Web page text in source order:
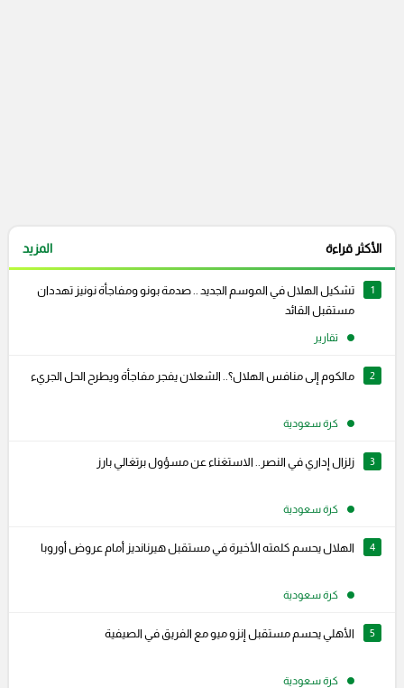
الأكثر قراءة المزيد
1
تشكيل الهلال في الموسم الجديد .. صدمة بونو ومفاجأة نونيز تهددان
مستقبل القائد
تقارير
2 مالكوم إلى منافس الهلال؟.. الشعلان يفجر مفاجأة ويطرح الحل الجريء
كرة سعودية
3 زلزال إداري في النصر.. الاستغناء عن مسؤول برتغالي بارز
كرة سعودية
4 الهلال يحسم كلمته الأخيرة في مستقبل هيرنانديز أمام عروض أوروبا
كرة سعودية
5 الأهلي يحسم مستقبل إنزو ميو مع الفريق في الصيفية
كرة سعودية